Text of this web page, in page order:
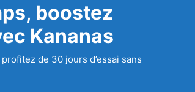
boostez
Kananas
de 30 jours d’essai sans